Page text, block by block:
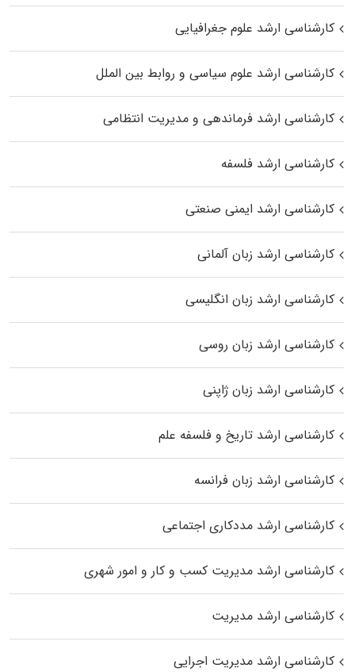
کارشناسی ارشد علوم جغرافیایی
کارشناسی ارشد علوم سیاسی و روابط بین الملل
کارشناسی ارشد فرماندهی و مدیریت انتظامی
کارشناسی ارشد فلسفه
کارشناسی ارشد ایمنی صنعتی
کارشناسی ارشد زبان آلمانی
کارشناسی ارشد زبان انگلیسی
کارشناسی ارشد زبان روسی
کارشناسی ارشد زبان ژاپنی
کارشناسی ارشد تاریخ و فلسفه علم
کارشناسی ارشد زبان فرانسه
کارشناسی ارشد مددکاری اجتماعی
کارشناسی ارشد مدیریت کسب و کار و امور شهری
کارشناسی ارشد مدیریت
کارشناسی ارشد مدیریت اجرایی